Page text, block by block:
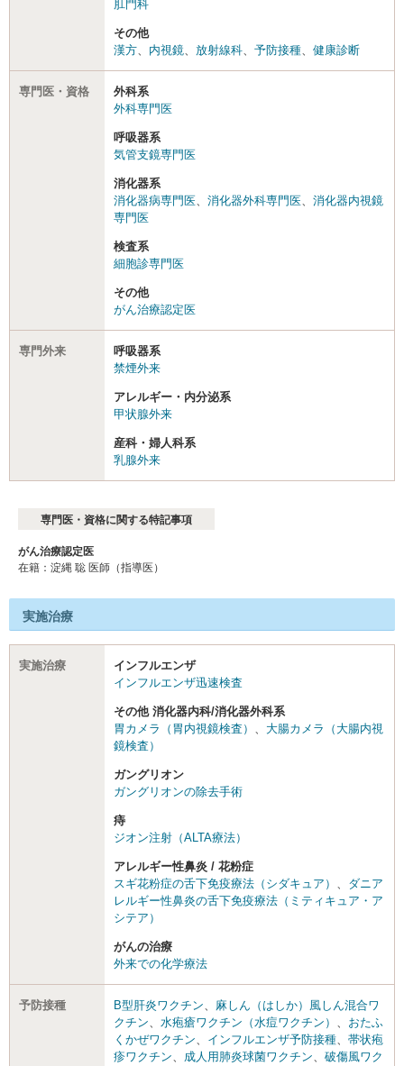
肛門科
その他
漢方、 内視鏡、 放射線科、 予防接種、 健康診断
専門医・資格
外科系
外科専門医
呼吸器系
気管支鏡専門医
消化器系
消化器病専門医、 消化器外科専門医、 消化器内視鏡
専門医
検査系
細胞診専門医
その他
がん治療認定医
専門外来
呼吸器系
禁煙外来
アレルギー・内分泌系
甲状腺外来
産科・婦人科系
乳腺外来
専門医・資格に関する特記事項
がん治療認定医
在籍：淀縄 聡 医師（指導医）
実施治療
実施治療
インフルエンザ
インフルエンザ迅速検査
その他 消化器内科/消化器外科系
胃カメラ（胃内視鏡検査） 、 大腸カメラ（大腸内視
鏡検査）
ガングリオン
ガングリオンの除去手術
痔
ジオン注射（ALTA療法）
アレルギー性鼻炎 / 花粉症
スギ花粉症の舌下免疫療法（シダキュア） 、 ダニア
レルギー性鼻炎の舌下免疫療法（ミティキュア・ア
シテア）
がんの治療
外来での化学療法
予防接種 B型肝炎ワクチン、 麻しん（はしか）風しん混合ワ
クチン、 水疱瘡ワクチン（水痘ワクチン） 、 おたふ
くかぜワクチン、 インフルエンザ予防接種、 帯状疱
疹ワクチン、 成人用肺炎球菌ワクチン、 破傷風ワク